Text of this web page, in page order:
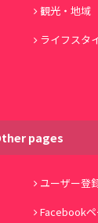
観光・地域
ライフスタ
pages
ユーザー登
Facebook